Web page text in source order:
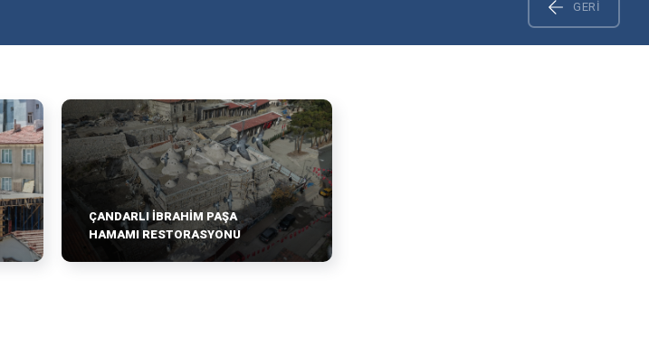
GERI
ÇANDARLI İBRAHİM PAŞA
HAMAMI RESTORASYONU